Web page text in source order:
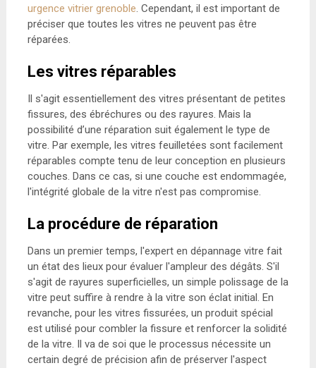
urgence vitrier grenoble. Cependant, il est important de
préciser que toutes les vitres ne peuvent pas être
réparées.
Les vitres réparables
Il s'agit essentiellement des vitres présentant de petites
fissures, des ébréchures ou des rayures. Mais la
possibilité d’une réparation suit également le type de
vitre. Par exemple, les vitres feuilletées sont facilement
réparables compte tenu de leur conception en plusieurs
couches. Dans ce cas, si une couche est endommagée,
l'intégrité globale de la vitre n'est pas compromise.
La procédure de réparation
Dans un premier temps, l'expert en dépannage vitre fait
un état des lieux pour évaluer l'ampleur des dégâts. S'il
s'agit de rayures superficielles, un simple polissage de la
vitre peut suffire à rendre à la vitre son éclat initial. En
revanche, pour les vitres fissurées, un produit spécial
est utilisé pour combler la fissure et renforcer la solidité
de la vitre. Il va de soi que le processus nécessite un
certain degré de précision afin de préserver l'aspect